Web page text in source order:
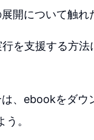
開について触れ
を支援する方法
、ebookをダウ
。